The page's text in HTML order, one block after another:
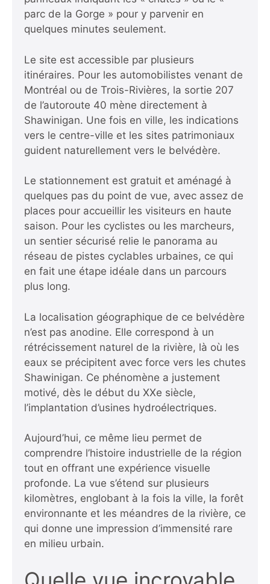
parc de la Gorge » pour y parvenir en
quelques minutes seulement.
Le site est accessible par plusieurs
itinéraires. Pour les automobilistes venant de
Montréal ou de Trois-Rivières, la sortie 207
de l’autoroute 40 mène directement à
Shawinigan. Une fois en ville, les indications
vers le centre-ville et les sites patrimoniaux
guident naturellement vers le belvédère.
Le stationnement est gratuit et aménagé à
quelques pas du point de vue, avec assez de
places pour accueillir les visiteurs en haute
saison. Pour les cyclistes ou les marcheurs,
un sentier sécurisé relie le panorama au
réseau de pistes cyclables urbaines, ce qui
en fait une étape idéale dans un parcours
plus long.
La localisation géographique de ce belvédère
n’est pas anodine. Elle correspond à un
rétrécissement naturel de la rivière, là où les
eaux se précipitent avec force vers les chutes
Shawinigan. Ce phénomène a justement
motivé, dès le début du XXe siècle,
l’implantation d’usines hydroélectriques.
Aujourd’hui, ce même lieu permet de
comprendre l’histoire industrielle de la région
tout en offrant une expérience visuelle
profonde. La vue s’étend sur plusieurs
kilomètres, englobant à la fois la ville, la forêt
environnante et les méandres de la rivière, ce
qui donne une impression d’immensité rare
en milieu urbain.